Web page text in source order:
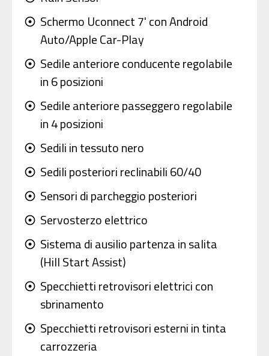
adjust Schermo Uconnect 7' con Android
Auto/Apple Car-Play
adjust Sedile anteriore conducente regolabile
in 6 posizioni
adjust Sedile anteriore passeggero regolabile
in 4 posizioni
adjust Sedili in tessuto nero
adjust Sedili posteriori reclinabili 60/40
adjust Sensori di parcheggio posteriori
adjust Servosterzo elettrico
adjust Sistema di ausilio partenza in salita
(Hill Start Assist)
adjust Specchietti retrovisori elettrici con
sbrinamento
adjust Specchietti retrovisori esterni in tinta
carrozzeria